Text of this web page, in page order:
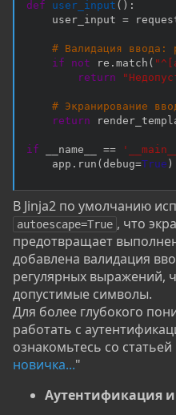
def user_input ( ) :
    user_input
=
# Валидация ввода:
if
not re . match (
return
# Экранирование
return
if __name__ ==
    app
. run ( debug=True )
В Jinja2 по умолчанию
autoescape=True , что
предотвращает
добавлена валидация
регулярных выражений,
допустимые символы.
Для более глубокого
работать с
ознакомьтесь со статьей
новичка..."
Аутентификация